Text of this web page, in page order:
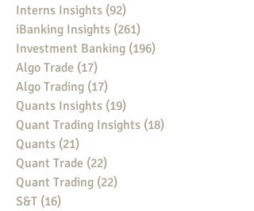
Interns Insights (92)
iBanking Insights (261)
Investment Banking (196)
Algo Trade (17)
Algo Trading (17)
Quants Insights (19)
Quant Trading Insights (18)
Quants (21)
Quant Trade (22)
Quant Trading (22)
S&T (16)